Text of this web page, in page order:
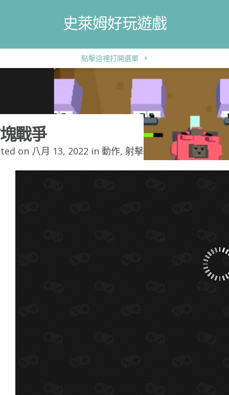
史萊姆好玩遊戲
點擊這裡打開選單 +
戰爭
on 八月 13, 2022 in 動作, 射擊